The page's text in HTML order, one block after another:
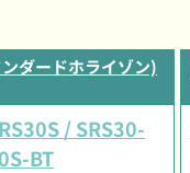
ダードホライゾン)
/ SRS30-
BT